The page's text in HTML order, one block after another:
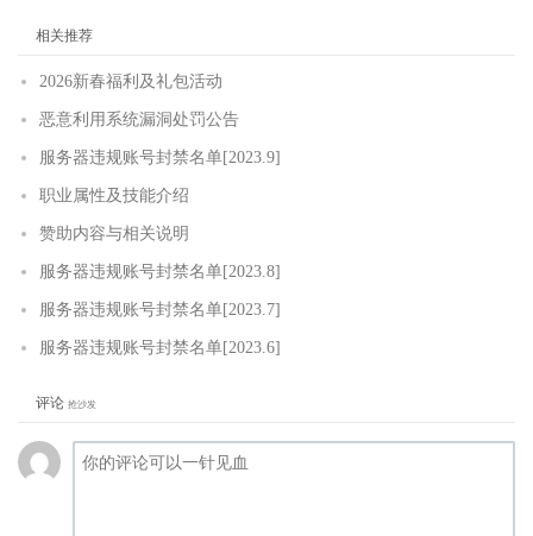
相关推荐
2026新春福利及礼包活动
恶意利用系统漏洞处罚公告
服务器违规账号封禁名单[2023.9]
职业属性及技能介绍
赞助内容与相关说明
服务器违规账号封禁名单[2023.8]
服务器违规账号封禁名单[2023.7]
服务器违规账号封禁名单[2023.6]
评论 抢沙发